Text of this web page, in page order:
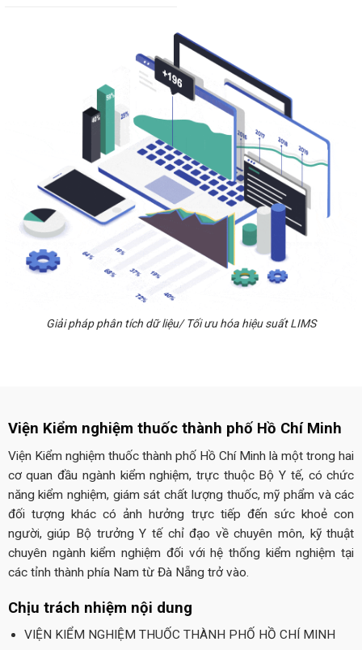
Giải pháp phân tích dữ liệu/ Tối ưu hóa hiệu suất LIMS
Viện Kiểm nghiệm thuốc thành phố Hồ Chí Minh
Viện Kiểm nghiệm thuốc thành phố Hồ Chí Minh là một trong hai
cơ quan đầu ngành kiểm nghiệm, trực thuộc Bộ Y tế, có chức
năng kiểm nghiệm, giám sát chất lượng thuốc, mỹ phẩm và các
đối tượng khác có ảnh hưởng trực tiếp đến sức khoẻ con
người, giúp Bộ trưởng Y tế chỉ đạo về chuyên môn, kỹ thuật
chuyên ngành kiểm nghiệm đối với hệ thống kiểm nghiệm tại
các tỉnh thành phía Nam từ Đà Nẵng trở vào.
Chịu trách nhiệm nội dung
VIỆN KIỂM NGHIỆM THUỐC THÀNH PHỐ HỒ CHÍ MINH